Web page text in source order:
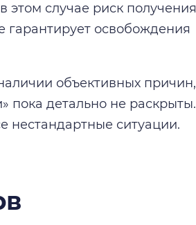
этом случае риск получения
освобождения
объективных причин,
пока детально не раскрыты.
нестандартные ситуации.